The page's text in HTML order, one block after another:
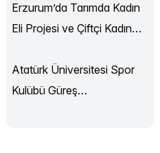
Erzurum’da Tarımda Kadın
Eli Projesi ve Çiftçi Kadın
Atatürk Üniversitesi Spor
Kulübü Güreş